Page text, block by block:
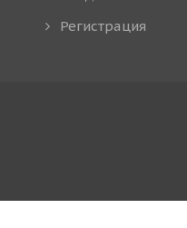
Регистрация